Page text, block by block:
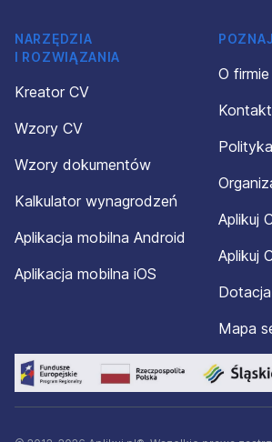
NARZĘDZIA
I ROZWIĄZANIA
Kreator CV
Wzory CV
Wzory dokumentów
Kalkulator wynagrodzeń
Aplikacja mobilna Android
Aplikacja mobilna iOS
O firmie
Kontakt
Aplikuj
Aplikuj
Dotacja
Mapa